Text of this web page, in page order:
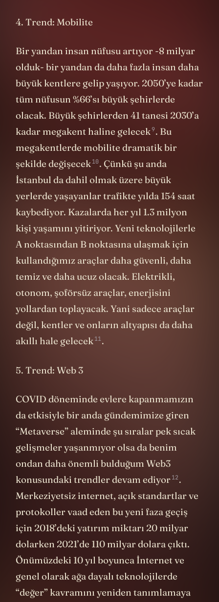
4. Trend: Mobilite
Bir yandan insan nüfusu artıyor -8 milyar
olduk- bir yandan da daha fazla insan daha
büyük kentlere gelip yaşıyor. 2050’ye kadar
tüm nüfusun %66’sı büyük şehirlerde
olacak. Büyük şehirlerden 41 tanesi 2030’a
kadar megakent haline gelecek9. Bu
megakentlerde mobilite dramatik bir
şekilde değişecek10. Çünkü şu anda
İstanbul da dahil olmak üzere büyük
yerlerde yaşayanlar trafikte yılda 154 saat
kaybediyor. Kazalarda her yıl 1.3 milyon
kişi yaşamını yitiriyor. Yeni teknolojilerle
A noktasından B noktasına ulaşmak için
kullandığımız araçlar daha güvenli, daha
temiz ve daha ucuz olacak. Elektrikli,
otonom, şoförsüz araçlar, enerjisini
yollardan toplayacak. Yani sadece araçlar
değil, kentler ve onların altyapısı da daha
akıllı hale gelecek11.
5. Trend: Web 3
COVID döneminde evlere kapanmamızın
da etkisiyle bir anda gündemimize giren
“Metaverse” aleminde şu sıralar pek sıcak
gelişmeler yaşanmıyor olsa da benim
ondan daha önemli bulduğum Web3
konusundaki trendlerdevam ediyor12.
Merkeziyetsiz internet, açık standartlar ve
protokoller vaad eden bu yeni faza geçiş
için 2018’deki yatırım miktarı 20 milyar
dolarken 2021’de 110 milyar dolara çıktı.
Önümüzdeki 10 yıl boyunca İnternet ve
genel olarak ağa dayalı teknolojilerde
“değer” kavramını yeniden tanımlamaya